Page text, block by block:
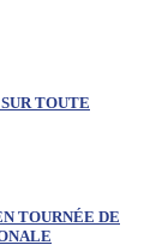
TOUTE
TOURNÉE DE